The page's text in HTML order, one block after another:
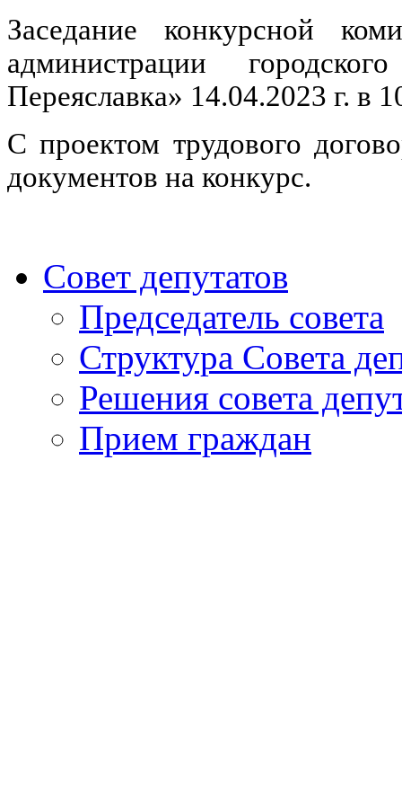
Заседание конкурсной
администрации
Переяславка» 14.04.2023 г. в
С проектом трудового
документов на конкурс.
Совет депутатов
Председатель совета
Структура Совета
Решения совета
Прием граждан